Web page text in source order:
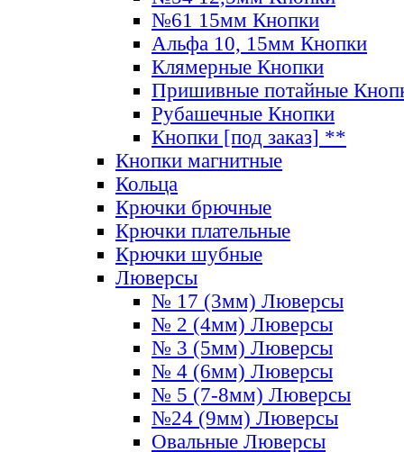
№61 15мм Кнопки
Альфа 10, 15мм Кнопки
Клямерные Кнопки
Пришивные потайные
Рубашечные Кнопки
Кнопки [под заказ] **
Кнопки магнитные
Кольца
Крючки брючные
Крючки плательные
Крючки шубные
Люверсы
№ 17 (3мм) Люверсы
№ 2 (4мм) Люверсы
№ 3 (5мм) Люверсы
№ 4 (6мм) Люверсы
№ 5 (7-8мм) Люверсы
№24 (9мм) Люверсы
Овальные Люверсы